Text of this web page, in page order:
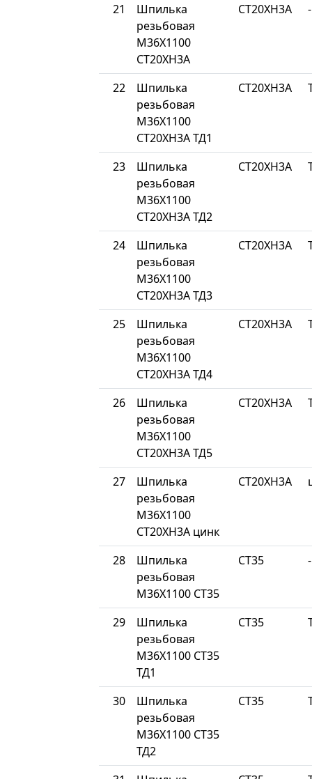
21
Шпилька
резьбовая
М36Х1100
СТ20ХН3А
СТ20ХН3А -
22
Шпилька
резьбовая
М36Х1100
СТ20ХН3А ТД1
СТ20ХН3А
23
Шпилька
резьбовая
М36Х1100
СТ20ХН3А ТД2
СТ20ХН3А
24
Шпилька
резьбовая
М36Х1100
СТ20ХН3А ТД3
СТ20ХН3А
25
Шпилька
резьбовая
М36Х1100
СТ20ХН3А ТД4
СТ20ХН3А
26
Шпилька
резьбовая
М36Х1100
СТ20ХН3А ТД5
СТ20ХН3А
27
Шпилька
резьбовая
М36Х1100
СТ20ХН3А цинк
СТ20ХН3А
28
Шпилька
резьбовая
М36Х1100 СТ35
СТ35 -
29
Шпилька
резьбовая
М36Х1100 СТ35
ТД1
СТ35
30
Шпилька
резьбовая
М36Х1100 СТ35
ТД2
СТ35